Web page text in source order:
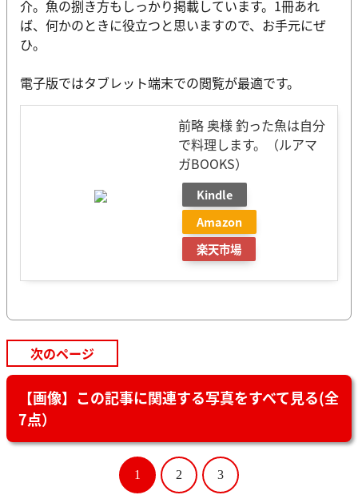
介。魚の捌き方もしっかり掲載しています。1冊あれ
ば、何かのときに役立つと思いますので、お手元にぜ
ひ。
電子版ではタブレット端末での閲覧が最適です。
前略 奥様 釣った魚は自分
で料理します。（ルアマ
ガBOOKS）
Kindle
Amazon
楽天市場
次のページ
【画像】この記事に関連する写真をすべて見る(全
7点）
1 2 3